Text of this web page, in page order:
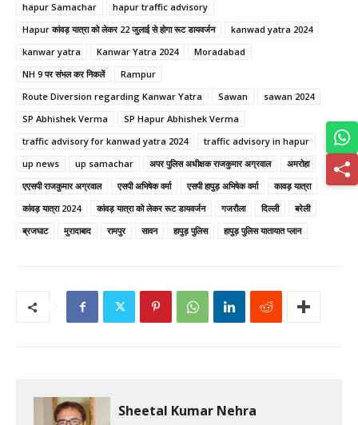
hapur Samachar
hapur traffic advisory
Hapur कांवड़ यात्रा को लेकर 22 जुलाई से होगा रूट डायवर्जन
kanwad yatra 2024
kanwar yatra
Kanwar Yatra 2024
Moradabad
NH 9 पर संभल कर निकलें
Rampur
Route Diversion regarding Kanwar Yatra
Sawan
sawan 2024
SP Abhishek Verma
SP Hapur Abhishek Verma
traffic advisory for kanwad yatra 2024
traffic advisory in hapur
up news
up samachar अपर पुलिस अधीक्षक राजकुमार अग्रवाल
अमरोहा
एएसपी राजकुमार अग्रवाल
एसपी अभिषेक वर्मा एसपी हापुड़ अभिषेक वर्मा
कावड़ यात्रा
कांवड़ यात्रा 2024
कांवड़ यात्रा को लेकर रूट डायवर्जन गजरौला दिल्ली
बरेली
ब्रजघाट
मुरादाबाद रामपुर सावन हापुड़ पुलिस हापुड़ पुलिस यातायात प्लान
Sheetal Kumar Nehra